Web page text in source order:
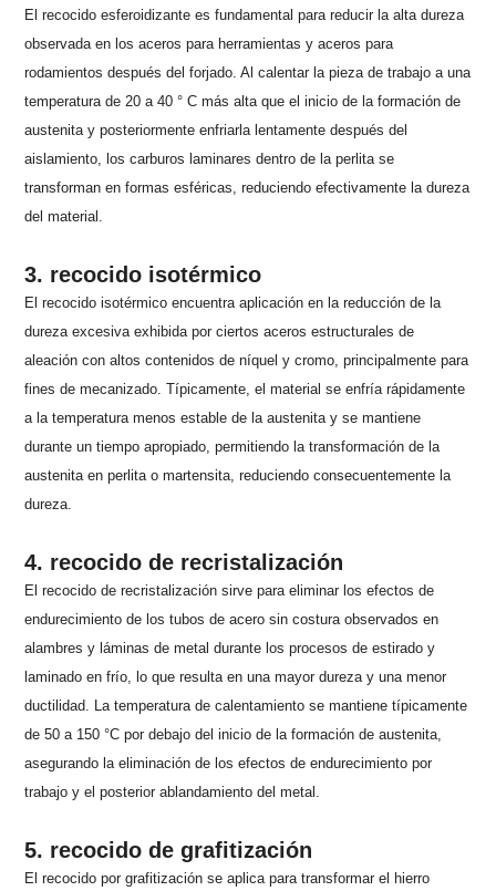
El recocido esferoidizante es fundamental para reducir la alta dureza
observada en los aceros para herramientas y aceros para
rodamientos después del forjado. Al calentar la pieza de trabajo a una
temperatura de 20 a 40 ° C más alta que el inicio de la formación de
austenita y posteriormente enfriarla lentamente después del
aislamiento, los carburos laminares dentro de la perlita se
transforman en formas esféricas, reduciendo efectivamente la dureza
del material.
3. recocido isotérmico
El recocido isotérmico encuentra aplicación en la reducción de la
dureza excesiva exhibida por ciertos aceros estructurales de
aleación con altos contenidos de níquel y cromo, principalmente para
fines de mecanizado. Típicamente, el material se enfría rápidamente
a la temperatura menos estable de la austenita y se mantiene
durante un tiempo apropiado, permitiendo la transformación de la
austenita en perlita o martensita, reduciendo consecuentemente la
dureza.
4. recocido de recristalización
El recocido de recristalización sirve para eliminar los efectos de
endurecimiento de los tubos de acero sin costura observados en
alambres y láminas de metal durante los procesos de estirado y
laminado en frío, lo que resulta en una mayor dureza y una menor
ductilidad. La temperatura de calentamiento se mantiene típicamente
de 50 a 150 °C por debajo del inicio de la formación de austenita,
asegurando la eliminación de los efectos de endurecimiento por
trabajo y el posterior ablandamiento del metal.
5. recocido de grafitización
El recocido por grafitización se aplica para transformar el hierro